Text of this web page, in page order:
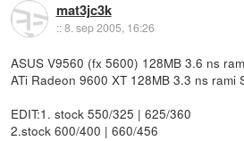
mat3jc3k
::8. sep 2005, 16:26
ASUS V9560 (fx 5600) 128MB 3.6 ns
ATi Radeon 9600 XT 128MB 3.3 ns rami
EDIT:1. stock 550/325 | 625/360
2.stock 600/400 | 660/456